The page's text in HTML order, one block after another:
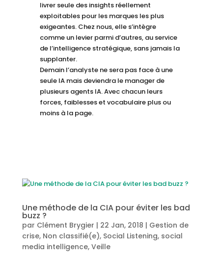
livrer seule des insights réellement
exploitables pour les marques les plus
exigeantes. Chez nous, elle s’intègre
comme un levier parmi d’autres, au service
de l’intelligence stratégique, sans jamais la
supplanter.
Demain l’analyste ne sera pas face à une
seule IA mais deviendra le manager de
plusieurs agents IA. Avec chacun leurs
forces, faiblesses et vocabulaire plus ou
moins à la page.
Une méthode de la CIA pour éviter les bad
buzz ?
par Clément Brygier | 22 Jan, 2018 | Gestion de
crise, Non classifié(e), Social Listening, social
media intelligence, Veille